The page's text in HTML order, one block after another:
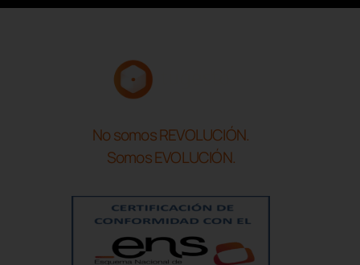
No somos REVOLUCIÓN.
Somos EVOLUCIÓN.